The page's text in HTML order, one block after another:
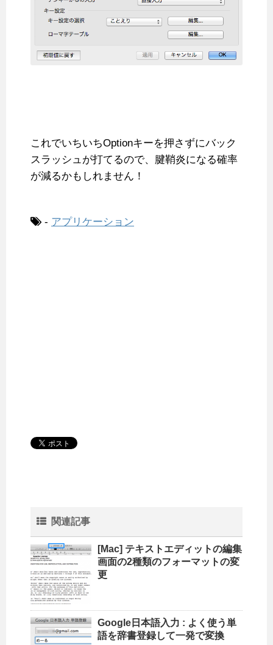
これでいちいちOptionキーを押さずにバック
スラッシュが打てるので、腱鞘炎になる確率
が減るかもしれません！
- アプリケーション
関連記事
[Mac] テキストエディットの編集
画面の2種類のフォーマットの変
更
Google日本語入力 : よく使う単
語を辞書登録して一発で変換